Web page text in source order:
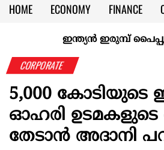
HOME ECONOMY FINANCE
KERALA @70
ഇന്ത്യൻ ഇരുമ്പ്
CORPORATE
5,000 കോടിയുടെ
ഓഹരി
തേടാൻ അദാനി